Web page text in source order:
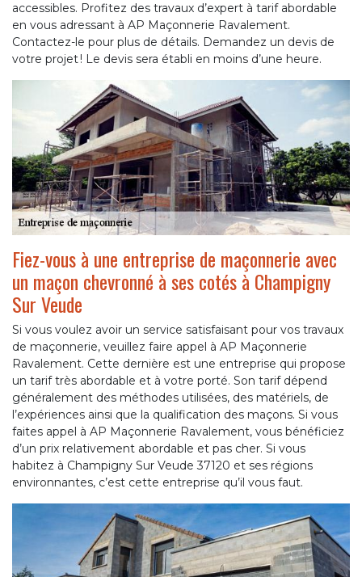
accessibles. Profitez des travaux d’expert à tarif abordable
en vous adressant à AP Maçonnerie Ravalement.
Contactez-le pour plus de détails. Demandez un devis de
votre projet ! Le devis sera établi en moins d’une heure.
Fiez-vous à une entreprise de maçonnerie avec
un maçon chevronné à ses cotés à Champigny
Sur Veude
Si vous voulez avoir un service satisfaisant pour vos travaux
de maçonnerie, veuillez faire appel à AP Maçonnerie
Ravalement. Cette dernière est une entreprise qui propose
un tarif très abordable et à votre porté. Son tarif dépend
généralement des méthodes utilisées, des matériels, de
l’expériences ainsi que la qualification des maçons. Si vous
faites appel à AP Maçonnerie Ravalement, vous bénéficiez
d’un prix relativement abordable et pas cher. Si vous
habitez à Champigny Sur Veude 37120 et ses régions
environnantes, c’est cette entreprise qu’il vous faut.